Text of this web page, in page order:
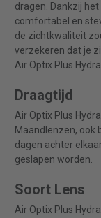
dragen. Dankzij
comfortabel en
de zichtkwaliteit
verzekeren dat je
Air Optix Plus
Draagtijd
Air Optix Plus
Maandlenzen, ook
dagen achter
geslapen worden.
Soort Lens
Air Optix Plus